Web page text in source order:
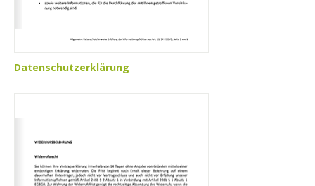
Datenschutzerklärung